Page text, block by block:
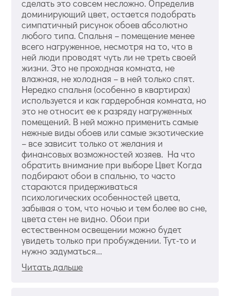
сделать это совсем несложно. Определив
доминирующий цвет, остается подобрать
симпатичный рисунок обоев абсолютно
любого типа. Спальня – помещение менее
всего нагруженное, несмотря на то, что в
ней люди проводят чуть ли не треть своей
жизни. Это не проходная комната, не
влажная, не холодная – в ней только спят.
Нередко спальня (особенно в квартирах)
используется и как гардеробная комната, но
это не относит ее к разряду нагруженных
помещений. В ней можно применить самые
нежные виды обоев или самые экзотические
– все зависит только от желания и
финансовых возможностей хозяев. На что
обратить внимание при выборе Цвет Когда
подбирают обои в спальню, то часто
стараются придерживаться
психологических особенностей цвета,
забывая о том, что ночью и тем более во сне,
цвета стен не видно. Обои при
естественном освещении можно будет
увидеть только при пробуждении. Тут-то и
нужно задуматься...
Читать дальше